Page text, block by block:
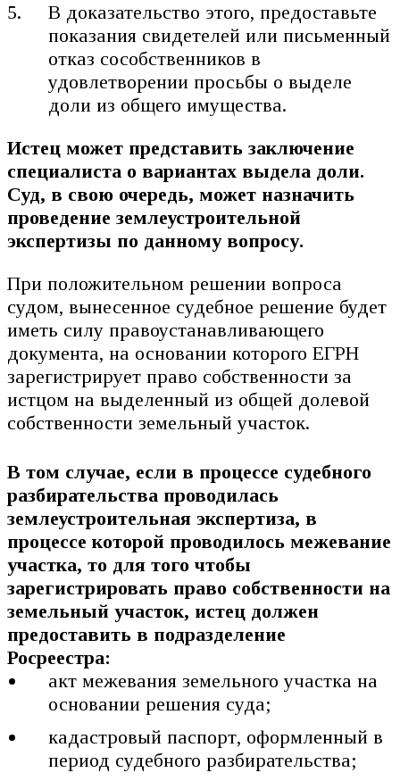
В доказательство этого, предоставьте
показания свидетелей или письменный
отказ сособственников в
удовлетворении просьбы о выделе
доли из общего имущества.
Истец может представить заключение
специалиста о вариантах выдела доли.
Суд, в свою очередь, может назначить
проведение землеустроительной
экспертизы по данному вопросу.
При положительном решении вопроса
судом, вынесенное судебное решение будет
иметь силу правоустанавливающего
документа, на основании которого ЕГРН
зарегистрирует право собственности за
истцом на выделенный из общей долевой
собственности земельный участок.
В том случае, если в процессе судебного
разбирательства проводилась
землеустроительная экспертиза, в
процессе которой проводилось межевание
участка, то для того чтобы
зарегистрировать право собственности на
земельный участок, истец должен
предоставить в подразделение
Росреестра:
акт межевания земельного участка на
основании решения суда;
кадастровый паспорт, оформленный в
период судебного разбирательства;